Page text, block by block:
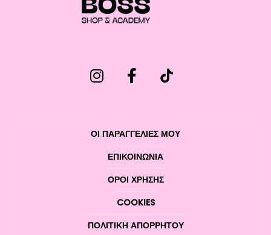
ΟΙ ΠΑΡΑΓΓΕΛΙΕΣ ΜΟΥ
ΕΠΙΚΟΙΝΩΝΊΑ
ΌΡΟΙ ΧΡΉΣΗΣ
COOKIES
ΠΟΛΙΤΙΚΉ ΑΠΟΡΡΉΤΟΥ